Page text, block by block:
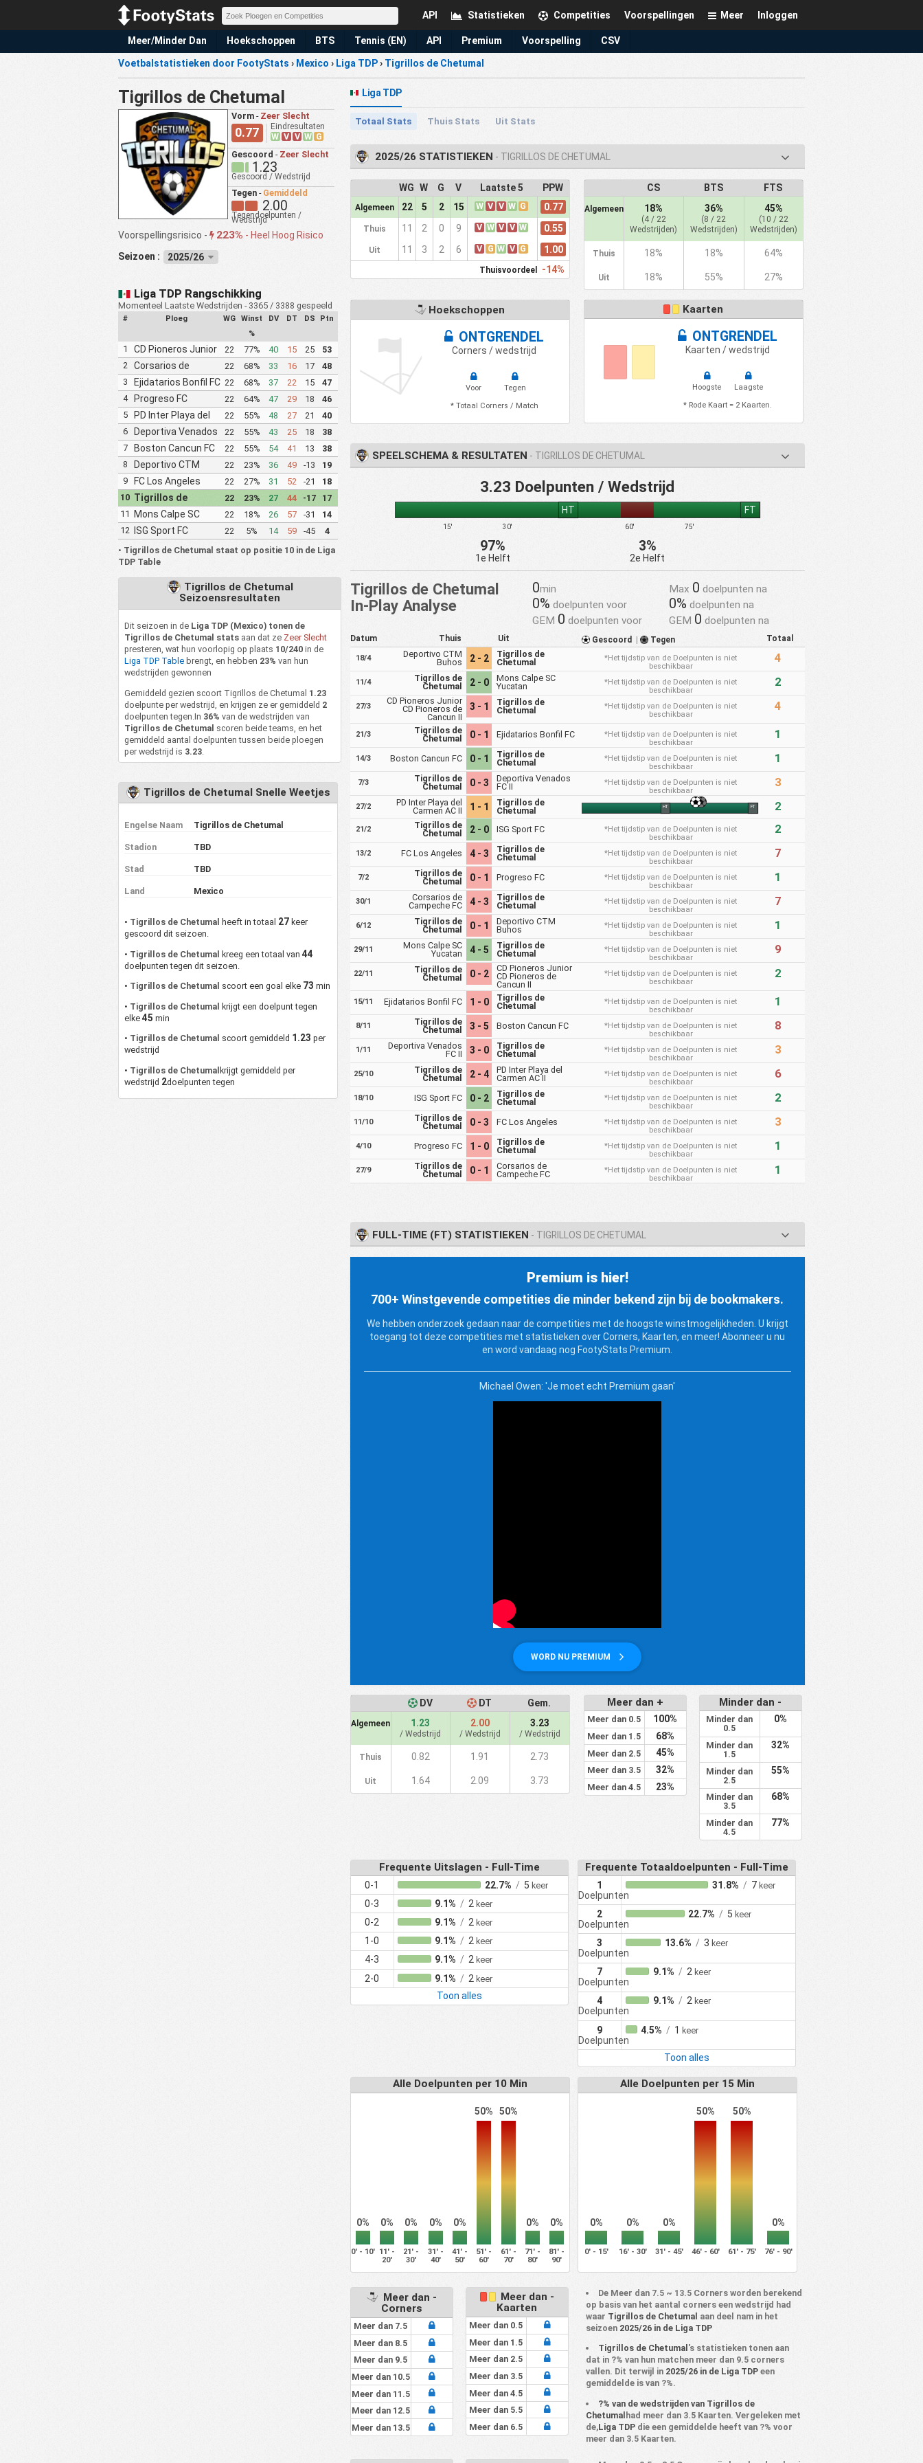
Inloggen
Meer
Voorspellingen
Competities
Statistieken
API
Meer/Minder Dan Hoekschoppen BTS Tennis (EN) API Premium Voorspelling CSV
Voetbalstatistieken door FootyStats › Mexico › Liga TDP› Tigrillos de Chetumal
Tigrillos de Chetumal
Vorm - Zeer Slecht
0.77 Eindresultaten
W V V W G
Gescoord - Zeer Slecht
1.23
Gescoord / Wedstrijd
Tegen - Gemiddeld
2.00
Tegendoelpunten /
Wedstrijd
Voorspellingsrisico - 223% - Heel Hoog Risico
Seizoen :
2025/26
Liga TDP Rangschikking
Momenteel Laatste Wedstrijden - 3365 / 3388 gespeeld
# Ploeg WG
Winst
%
DV DT DS Ptn
1
CD Pioneros Junior
CD Pioneros de
Cancun II
22 77% 40 15 25
53
2
Corsarios de
Campeche FC
22 68% 33 16 17
48
3
Ejidatarios Bonfil FC 22 68% 37 22 15
47
4
Progreso FC 22 64% 47 29 18
46
5
PD Inter Playa del
Carmen AC II
22 55% 48 27 21
40
6
Deportiva Venados
FC II
22 55% 43 25 18
38
7
Boston Cancun FC 22 55% 54 41 13
38
8
Deportivo CTM
Buhos
22 23% 36 49 -13
19
9
FC Los Angeles 22 27% 31 52 -21
18
10 Tigrillos de
Chetumal
22 23% 27 44 -17
17
11
Mons Calpe SC
Yucatan
22 18% 26 57 -31
14
12 ISG Sport FC 22 5% 14 59 -45
4
• Tigrillos de Chetumal staat op positie 10 in de Liga
TDP Table
Tigrillos de Chetumal
Seizoensresultaten
Dit seizoen in de Liga TDP (Mexico) tonen de
Tigrillos de Chetumal statsaan dat ze Zeer Slecht
presteren, wat hun voorlopig op plaats 10/240in de
Liga TDP Tablebrengt, en hebben 23% van hun
wedstrijden gewonnen
Gemiddeld gezien scoort Tigrillos de Chetumal 1.23
doelpunte per wedstrijd, en krijgen ze er gemiddeld 2
doelpunten tegen.In 36% van de wedstrijden van
Tigrillos de Chetumal scoren beide teams, en het
gemiddeld aantal doelpunten tussen beide ploegen
per wedstrijd is 3.23.
Tigrillos de Chetumal Snelle Weetjes
Engelse Naam Tigrillos de Chetumal
Stadion TBD
Stad TBD
Land Mexico
• Tigrillos de Chetumal heeft in totaal 27 keer
gescoord dit seizoen.
• Tigrillos de Chetumal kreeg een totaal van44
doelpunten tegen dit seizoen.
• Tigrillos de Chetumal scoort een goal elke 73 min
• Tigrillos de Chetumal krijgt een doelpunt tegen
elke45 min
• Tigrillos de Chetumal scoort gemiddeld 1.23 per
wedstrijd
• Tigrillos de Chetumal krijgt gemiddeld per
wedstrijd 2doelpunten tegen
Liga TDP
Totaal Stats Thuis Stats Uit Stats
2025/26 STATISTIEKEN - TIGRILLOS DE CHETUMAL
WG W G V Laatste 5 PPW
Algemeen 22 5 2 15 W V V W G 0.77
Thuis 11 2 0 9 V W V V W 0.55
Uit 11 3 2 6 V G W V G 1.00
Thuisvoordeel -14%
CS BTS FTS
Algemeen 18%
(4 / 22
Wedstrijden)
36%
(8 / 22
Wedstrijden)
45%
(10 / 22
Wedstrijden)
Thuis 18% 18% 64%
Uit 18% 55% 27%
Hoekschoppen
ONTGRENDEL
Corners / wedstrijd
Voor
Tegen
* Totaal Corners / Match
Kaarten
ONTGRENDEL
Kaarten / wedstrijd
Hoogste
Laagste
* Rode Kaart = 2 Kaarten.
SPEELSCHEMA & RESULTATEN - TIGRILLOS DE CHETUMAL
3.23 Doelpunten / Wedstrijd
15' 30'
HT
60' 75'
FT
97%
1e Helft
3%
2e Helft
Tigrillos de Chetumal
In-Play Analyse
0min Max 0 doelpunten na
0% doelpunten voor 0% doelpunten na
GEM 0 doelpunten voor GEM 0 doelpunten na
Datum Thuis Uit Gescoord Tegen Totaal
18/4
Deportivo CTM
Buhos
2 - 2
Tigrillos de
Chetumal
*Het tijdstip van de Doelpunten is niet
beschikbaar
4
11/4
Tigrillos de
Chetumal
2 - 0
Mons Calpe SC
Yucatan
*Het tijdstip van de Doelpunten is niet
beschikbaar
2
27/3
CD Pioneros Junior
CD Pioneros de
Cancun II
3 - 1
Tigrillos de
Chetumal
*Het tijdstip van de Doelpunten is niet
beschikbaar
4
21/3
Tigrillos de
Chetumal
0 - 1 Ejidatarios Bonfil FC
*Het tijdstip van de Doelpunten is niet
beschikbaar
1
14/3 Boston Cancun FC 0 - 1
Tigrillos de
Chetumal
*Het tijdstip van de Doelpunten is niet
beschikbaar
1
7/3
Tigrillos de
Chetumal
0 - 3
Deportiva Venados
FC II
*Het tijdstip van de Doelpunten is niet
beschikbaar
3
27/2
PD Inter Playa del
Carmen AC II
1 - 1
Tigrillos de
Chetumal
HT FT 2
21/2
Tigrillos de
Chetumal
2 - 0 ISG Sport FC
*Het tijdstip van de Doelpunten is niet
beschikbaar
2
13/2 FC Los Angeles 4 - 3
Tigrillos de
Chetumal
*Het tijdstip van de Doelpunten is niet
beschikbaar
7
7/2
Tigrillos de
Chetumal
0 - 1 Progreso FC
*Het tijdstip van de Doelpunten is niet
beschikbaar
1
30/1
Corsarios de
Campeche FC
4 - 3
Tigrillos de
Chetumal
*Het tijdstip van de Doelpunten is niet
beschikbaar
7
6/12
Tigrillos de
Chetumal
0 - 1
Deportivo CTM
Buhos
*Het tijdstip van de Doelpunten is niet
beschikbaar
1
29/11
Mons Calpe SC
Yucatan
4 - 5
Tigrillos de
Chetumal
*Het tijdstip van de Doelpunten is niet
beschikbaar
9
22/11
Tigrillos de
Chetumal
0 - 2
CD Pioneros Junior
CD Pioneros de
Cancun II
*Het tijdstip van de Doelpunten is niet
beschikbaar
2
15/11 Ejidatarios Bonfil FC 1 - 0
Tigrillos de
Chetumal
*Het tijdstip van de Doelpunten is niet
beschikbaar
1
8/11
Tigrillos de
Chetumal
3 - 5 Boston Cancun FC
*Het tijdstip van de Doelpunten is niet
beschikbaar
8
1/11
Deportiva Venados
FC II
3 - 0
Tigrillos de
Chetumal
*Het tijdstip van de Doelpunten is niet
beschikbaar
3
25/10
Tigrillos de
Chetumal
2 - 4
PD Inter Playa del
Carmen AC II
*Het tijdstip van de Doelpunten is niet
beschikbaar
6
18/10 ISG Sport FC 0 - 2
Tigrillos de
Chetumal
*Het tijdstip van de Doelpunten is niet
beschikbaar
2
11/10
Tigrillos de
Chetumal
0 - 3 FC Los Angeles
*Het tijdstip van de Doelpunten is niet
beschikbaar
3
4/10 Progreso FC 1 - 0
Tigrillos de
Chetumal
*Het tijdstip van de Doelpunten is niet
beschikbaar
1
27/9
Tigrillos de
Chetumal
0 - 1
Corsarios de
Campeche FC
*Het tijdstip van de Doelpunten is niet
beschikbaar
1
FULL-TIME (FT) STATISTIEKEN - TIGRILLOS DE CHETUMAL
Premium is hier!
700+ Winstgevende competities die minder bekend zijn bij de bookmakers.
We hebben onderzoek gedaan naar de competities met de hoogste winstmogelijkheden. U krijgt
toegang tot deze competities met statistieken over Corners, Kaarten, en meer! Abonneer u nu
en word vandaag nog FootyStats Premium.
WORD NU PREMIUM
Michael Owen: 'Je moet echt Premium gaan'
DV DT Gem.
Algemeen 1.23
/ Wedstrijd
2.00
/ Wedstrijd
3.23
/ Wedstrijd
Thuis 0.82 1.91 2.73
Uit 1.64 2.09 3.73
Meer dan +
Meer dan 0.5 100%
Meer dan 1.5 68%
Meer dan 2.5 45%
Meer dan 3.5 32%
Meer dan 4.5 23%
Minder dan -
Minder dan
0.5
0%
Minder dan
1.5
32%
Minder dan
2.5
55%
Minder dan
3.5
68%
Minder dan
4.5
77%
Frequente Uitslagen - Full-Time
0-1 22.7% / 5 keer
0-3 9.1% / 2keer
0-2 9.1% / 2keer
1-0 9.1% / 2keer
4-3 9.1% / 2keer
2-0 9.1% / 2keer
Toon alles
Frequente Totaaldoelpunten - Full-Time
1
Doelpunten
31.8% / 7 keer
2
Doelpunten
22.7% / 5keer
3
Doelpunten
13.6% / 3 keer
7
Doelpunten
9.1% / 2 keer
4
Doelpunten
9.1% / 2 keer
9
Doelpunten
4.5% / 1keer
Toon alles
Alle Doelpunten per 10 Min
0% 0% 0% 0% 0%
50% 50%
0% 0%
0' - 10' 11' -
20'
21' -
30'
31' -
40'
41' -
50'
51' -
60'
61' -
70'
71' -
80'
81' -
90'
Alle Doelpunten per 15 Min
0% 0% 0%
50% 50%
0%
0' - 15' 16' - 30' 31' - 45' 46' - 60' 61' - 75' 76' - 90'
Meer dan -
Corners
Meer dan 7.5
Meer dan 8.5
Meer dan 9.5
Meer dan 10.5
Meer dan 11.5
Meer dan 12.5
Meer dan 13.5
Meer dan -
Kaarten
Meer dan 0.5
Meer dan 1.5
Meer dan 2.5
Meer dan 3.5
Meer dan 4.5
Meer dan 5.5
Meer dan 6.5
De Meer dan 7.5 ~ 13.5 Corners worden berekend
op basis van het aantal corners een wedstrijd had
waar Tigrillos de Chetumal aan deel nam in het
seizoen 2025/26 in de Liga TDP
Tigrillos de Chetumal 's statistieken tonen aan
dat in ?% van hun matchen meer dan 9.5 corners
vallen. Dit terwijl in 2025/26 in de Liga TDP een
gemiddelde is van ?%.
?% van de wedstrijden van Tigrillos de
Chetumal had meer dan 3.5 Kaarten. Vergeleken met
de,Liga TDP die een gemiddelde heeft van ?% voor
meer dan 3.5 Kaarten.